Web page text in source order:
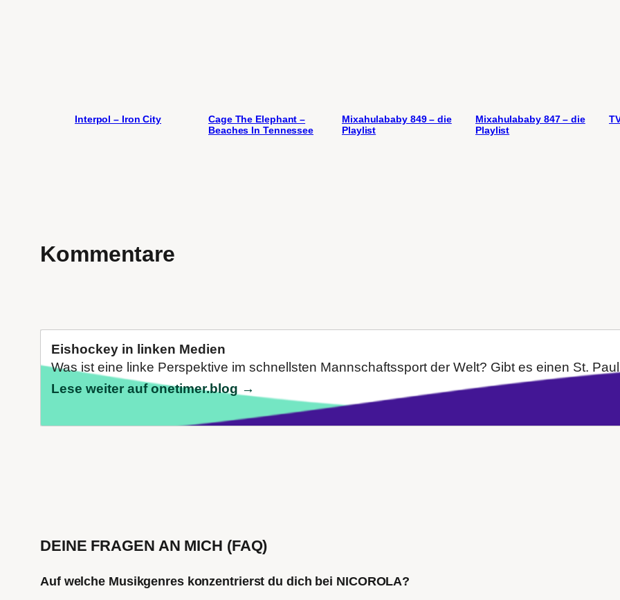
Interpol – Iron City
Cage The Elephant –
Beaches In Tennessee
Mixahulababy 849 – die
Playlist
Mixahulababy 847 – die
Playlist
Kommentare
Eishockey in linken Medien
Was ist eine linke Perspektive im schnellsten Mannschaftssport der Welt? Gibt es einen St.
Lese weiter auf onetimer.blog →
DEINE FRAGEN AN MICH (FAQ)
Auf welche Musikgenres konzentrierst du dich bei NICOROLA?